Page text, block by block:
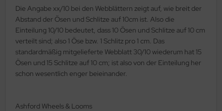
Die Angabe xx/10 bei den Webblättern zeigt auf, wie breit der
Abstand der Ösen und Schlitze auf 10cm ist. Also die
Einteilung 10/10 bedeutet, dass 10 Ösen und Schlitze auf 10 cm
verteilt sind; also 1 Öse bzw. 1 Schlitz pro 1 cm. Das
standardmäßig mitgelieferte Webblatt 30/10 wiederum hat 15
Ösen und 15 Schlitze auf 10 cm; ist also von der Einteilung her
schon wesentlich enger beieinander.
Ashford Wheels & Looms